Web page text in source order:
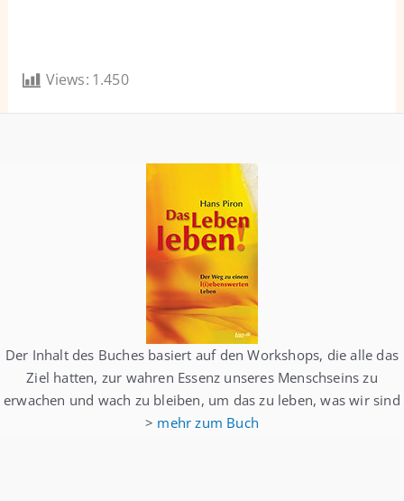
Views: 1.450
Der Inhalt des Buches basiert auf den Workshops, die alle das
Ziel hatten, zur wahren Essenz unseres Menschseins zu
erwachen und wach zu bleiben, um das zu leben, was wir sind
> mehr zum Buch